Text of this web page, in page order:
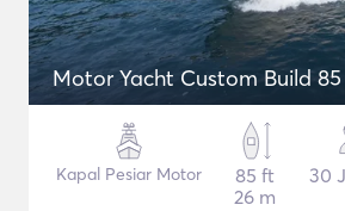
Motor Yacht Custom Build 85
Kapal Pesiar Motor
85 ft
26 m
30